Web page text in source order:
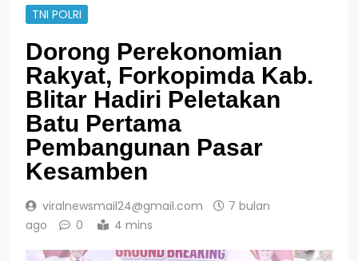
TNI POLRI
Dorong Perekonomian
Rakyat, Forkopimda Kab.
Blitar Hadiri Peletakan
Batu Pertama
Pembangunan Pasar
Kesamben
viralnewsmail24@gmail.com
7 bulan
ago
0 4 mins